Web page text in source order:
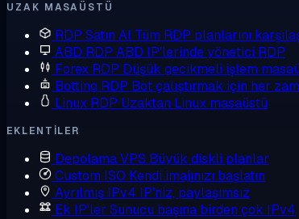
UZAK MASAÜSTÜ
RDP Satın Al Tüm RDP planlarını
ABD RDP ABD IP'lerinde yönetici RDP
Forex RDP Düşük gecikmeli işlem
Botting RDP Bot çalıştırmak için her
Linux RDP Uzaktan Linux masaüstü
EKLENTILER
Depolama VPS Büyük diskli planlar
Custom ISO Kendi imajınızı başlatın
Ayrılmış IPv4 IP'niz, paylaşımsız
Ek IP'ler Sunucu başına birden çok IPv4